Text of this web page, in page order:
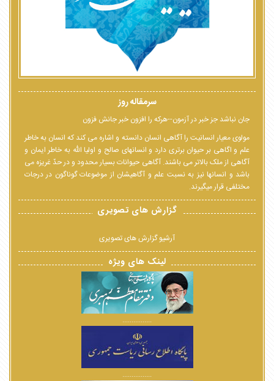
سرمقاله روز
جان نباشد جز خبر در آزمون--هرکه را افزون خبر جانش فزون
مولوی معیار انسانیت را آگاهی انسان دانسته و اشاره می کند که انسان به خاطر
علم و اگاهی بر حیوان برتری دارد و انسانهای صالح و اولیا الله به خاطر ایمان و
آگاهی از ملک بالاتر می باشند. آگاهی حیوانات بسیار محدود و در حدّ غریزه می
باشد و انسانها نیز به نسبت علم و آگاهیشان از موضوعات گوناگون در درجات
مختلفی قرار میگیرند.
گزارش های تصویری
آرشیو گزارش های تصویری
لینک های ویژه
................
................